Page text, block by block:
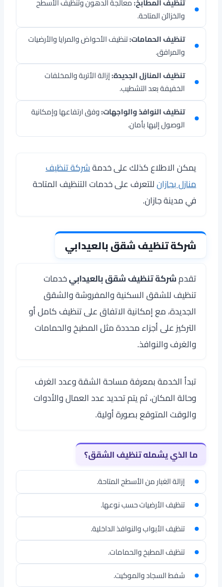
والخزائن المتاحة.
تنظيف الحمامات:تنظيف الأحواض والمرايا والأرضيات
والمرافق.
تنظيف المنازل الجديدة:إزالة الأتربة والمخلفات
الخفيفة بعد التشطيب.
تنظيف النوافذ والواجهات:وفق ارتفاعها وإمكانية
الوصول إليها بأمان.
يمكن الاطلاع كذلك على خدمةشركة تنظيف
منازل بجازانللتعرف على خدمات التنظيف المتاحة
في مدينة جازان.
شركة تنظيف شقق بالعيدابي
تقدمشركة تنظيف شقق بالعيدابيخدمات
تنظيف للشقق السكنية والمفروشة والشقق
الجديدة، مع إمكانية الاتفاق على تنظيف كامل أو
التركيز على أجزاء محددة مثل المطبخ والحمامات
والغرف والنوافذ.
تبدأ الخدمة بمعرفة مساحة الشقة وعدد الغرف
وحالة المكان، ثم يتم تحديد عدد العمال والأدوات
والوقت المتوقع بصورة أولية.
ما الذي يشمله تنظيف الشقق؟
إزالة الغبار من الأسطح المتاحة.
تنظيف الأرضيات حسب نوعها.
تنظيف الأبواب والنوافذ الداخلية.
تنظيف المطبخ والحمامات.
شفط السجاد والموكيت.